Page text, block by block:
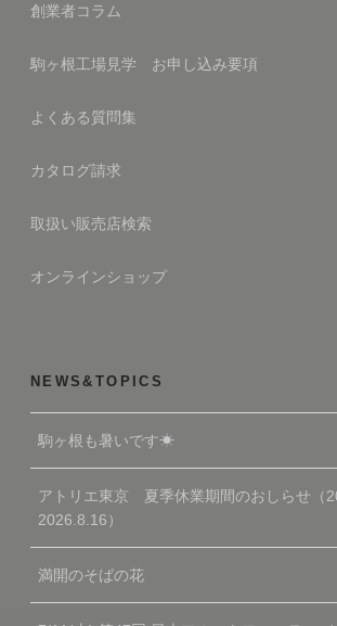
創業者コラム
駒ヶ根工場見学 お申し込み要項
よくある質問集
カタログ請求
取扱い販売店検索
オンラインショップ
NEWS&TOPICS
駒ヶ根も暑いです☀
アトリエ東京 夏季休業期間のおしらせ（
2026.8.16）
満開のそばの花